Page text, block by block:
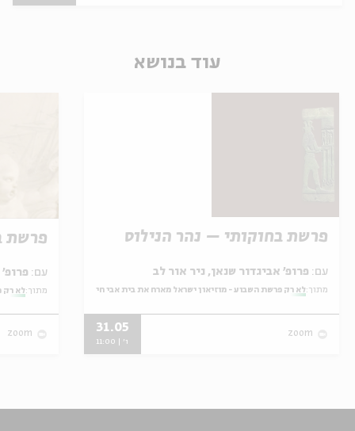
עוד בנושא
פרשת בחוקותי – נהר הנילוס
עם:
מתוך: לא רק פרשת השבוע - מוזיאון ישראל מארח את בית אבי חי
zoom
31.05
ו' | 11:00
פרשת
עם:
מתוך: לא רק
zoom